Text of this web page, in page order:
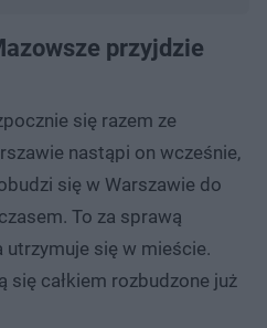
przyjdzie
się razem ze
nastąpi on wcześnie,
się w Warszawie do
To za sprawą
utrzymuje się w mieście.
się całkiem rozbudzone już